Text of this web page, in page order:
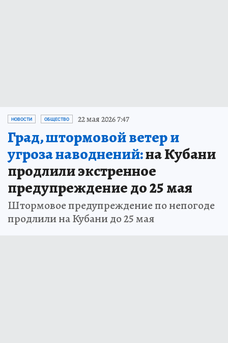
НОВОСТИ ОБЩЕСТВО 22 мая 2026 7:47
Град, штормовой ветер и
угроза наводнений:на Кубани
продлили экстренное
предупреждение до 25 мая
Штормовое предупреждение по непогоде
продлили на Кубани до 25 мая